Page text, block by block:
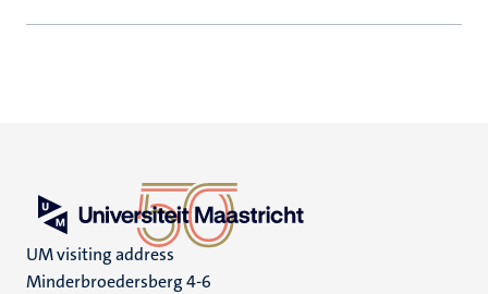
UM visiting address
Minderbroedersberg 4-6